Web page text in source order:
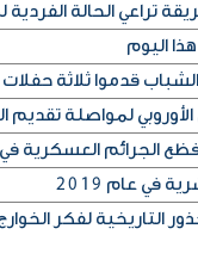
تراعي الحالة الفردية
اليوم
لمواصلة
الجرائم العسكرية
في عام 2019
لفكر